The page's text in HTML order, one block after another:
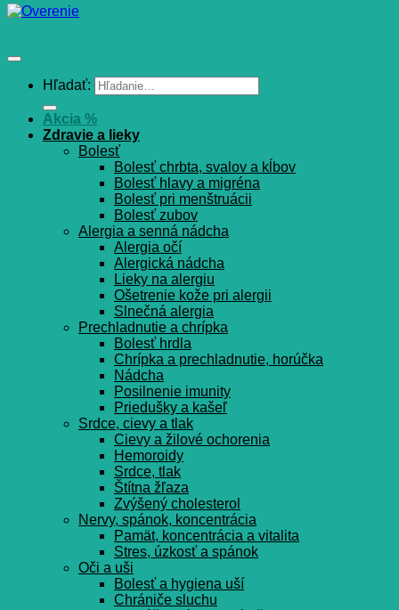
Hľadať:
Akcia %
Zdravie a lieky
Bolesť
Bolesť chrbta, svalov a kĺbov
Bolesť hlavy a migréna
Bolesť pri menštruácii
Bolesť zubov
Alergia a senná nádcha
Alergia očí
Alergická nádcha
Lieky na alergiu
Ošetrenie kože pri alergii
Slnečná alergia
Prechladnutie a chrípka
Bolesť hrdla
Chrípka a prechladnutie, horúčka
Nádcha
Posilnenie imunity
Priedušky a kašeľ
Srdce, cievy a tlak
Cievy a žilové ochorenia
Hemoroidy
Srdce, tlak
Štítna žľaza
Zvýšený cholesterol
Nervy, spánok, koncentrácia
Pamät, koncentrácia a vitalita
Stres, úzkosť a spánok
Oči a uši
Bolesť a hygiena uší
Chrániče sluchu